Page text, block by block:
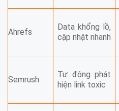
Ahrefs
Data khổng lồ,
cập nhật nhanh
Semrush
Tự động phát
hiện link toxic